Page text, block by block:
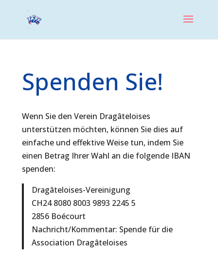
Spenden Sie!
Wenn Sie den Verein Dragâteloises
unterstützen möchten, können Sie dies auf
einfache und effektive Weise tun, indem Sie
einen Betrag Ihrer Wahl an die folgende IBAN
spenden:
Dragâteloises-Vereinigung
CH24 8080 8003 9893 2245 5
2856 Boécourt
Nachricht/Kommentar: Spende für die
Association Dragâteloises